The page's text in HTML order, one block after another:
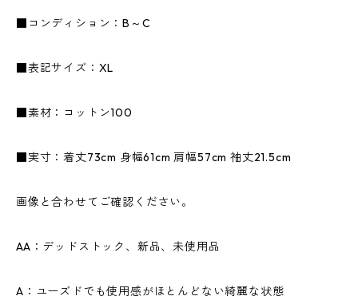
■コンディション：B～C
■表記サイズ：XL
■素材：コットン100
■実寸：着丈73cm 身幅61cm 肩幅57cm 袖丈21.5cm
画像と合わせてご確認ください。
AA：デッドストック、新品、未使用品
A：ユーズドでも使用感がほとんどない綺麗な状態